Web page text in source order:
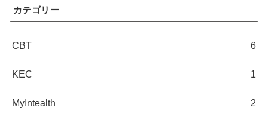
カテゴリー
CBT 6
KEC 1
MyIntealth 2